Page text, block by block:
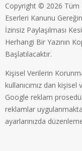
Copyright © 2026 Tüm
Eserleri Kanunu
İzinsiz Paylaşılması
Herhangi Bir Yazının
Başlatılacaktır.
Kişisel Verilerin
kullanıcımız dan
Google reklam
reklamlar
ayarlarınızda